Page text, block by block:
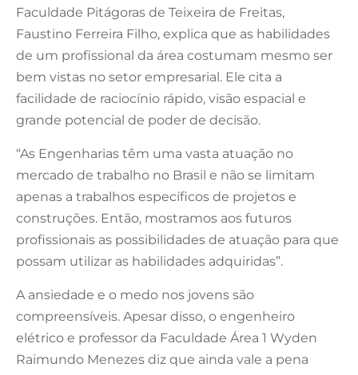
Faculdade Pitágoras de Teixeira de Freitas,
Faustino Ferreira Filho, explica que as habilidades
de um profissional da área costumam mesmo ser
bem vistas no setor empresarial. Ele cita a
facilidade de raciocínio rápido, visão espacial e
grande potencial de poder de decisão.
“As Engenharias têm uma vasta atuação no
mercado de trabalho no Brasil e não se limitam
apenas a trabalhos específicos de projetos e
construções. Então, mostramos aos futuros
profissionais as possibilidades de atuação para que
possam utilizar as habilidades adquiridas”.
A ansiedade e o medo nos jovens são
compreensíveis. Apesar disso, o engenheiro
elétrico e professor da Faculdade Área 1 Wyden
Raimundo Menezes diz que ainda vale a pena